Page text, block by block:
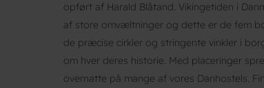
opført af Harald Blåtand. Vikingetiden i
af store omvæltninger og dette er de fem
de præcise cirkler og stringente vinkler i
om hver deres historie. Med placeringer
overnatte på mange af vores Danhostels.